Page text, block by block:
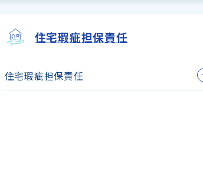
住宅瑕疵担保責任
住宅瑕疵担保責任